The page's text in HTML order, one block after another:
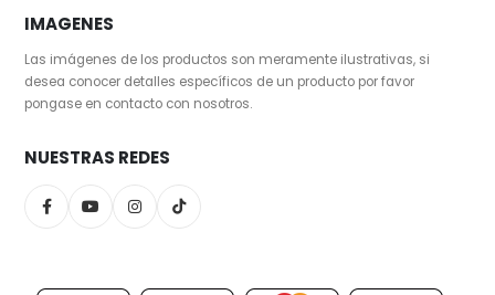
IMAGENES
Las imágenes de los productos son meramente ilustrativas, si
desea conocer detalles específicos de un producto por favor
pongase en contacto con nosotros.
NUESTRAS REDES